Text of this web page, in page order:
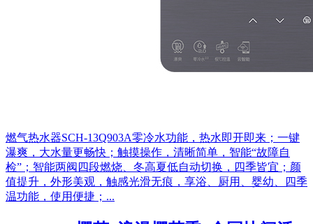
燃气热水器SCH-13Q903A零冷水功能，热水即开即来；一键
瀑爽，大水量更畅快；触摸操作，清晰简单，智能“故障自
检”；智能两阀四段燃烧、冬高夏低自动切换，四季皆宜；颜
值提升，外形美观，触感光滑无痕，享浴、厨用、婴幼、四季
温功能，使用便捷；...